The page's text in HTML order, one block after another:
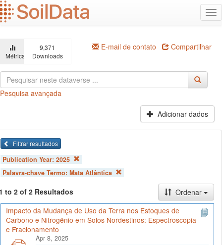
Ir
para
o
principal
Métricas
9,371
Downloads
E-mail de contato Compartilhar
Pesquisa avançada
Adicionar dados
Filtrar resultados
Publication Year: 2025
Palavra-chave Termo: Mata Atlântica
to 2 of 2 Resultados
Ordenar
Impacto da Mudança de Uso da Terra nos Estoques de
Carbono e Nitrogênio em Solos Nordestinos: Espectroscopia
e Fracionamento
Apr 8, 2025